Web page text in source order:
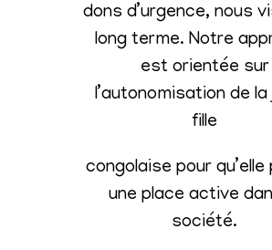
dons d’urgence, nous
long terme. Notre
est orientée sur
l’autonomisation de la
fille
congolaise pour qu’elle
une place active
société.